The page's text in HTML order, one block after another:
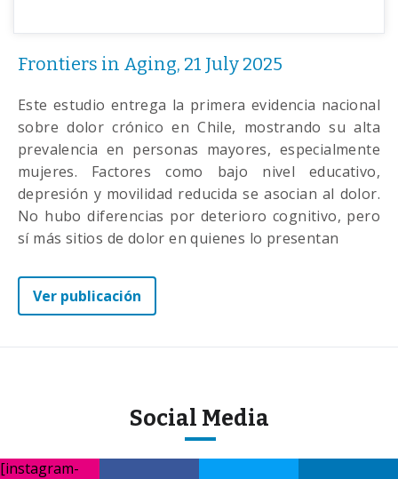
Frontiers in Aging, 21 July 2025
Este estudio entrega la primera evidencia nacional
sobre dolor crónico en Chile, mostrando su alta
prevalencia en personas mayores, especialmente
mujeres. Factores como bajo nivel educativo,
depresión y movilidad reducida se asocian al dolor.
No hubo diferencias por deterioro cognitivo, pero
sí más sitios de dolor en quienes lo presentan
Ver publicación
Social Media
[instagram-